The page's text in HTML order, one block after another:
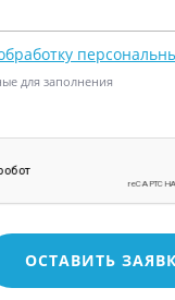
для заполнения